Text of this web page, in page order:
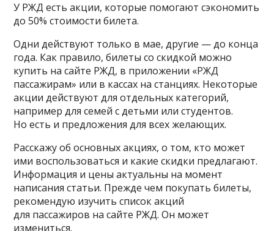
У РЖД есть акции, которые помогают сэкономить
до 50% стоимости билета.
Одни действуют только в мае, другие — до конца
года. Как правило, билеты со скидкой можно
купить на сайте РЖД, в приложении «РЖД
пассажирам» или в кассах на станциях. Некоторые
акции действуют для отдельных категорий,
например для семей с детьми или студентов.
Но есть и предложения для всех желающих.
Расскажу об основных акциях, о том, кто может
ими воспользоваться и какие скидки предлагают.
Информация и цены актуальны на момент
написания статьи. Прежде чем покупать билеты,
рекомендую изучить список акций
для пассажиров на сайте РЖД. Он может
измениться.